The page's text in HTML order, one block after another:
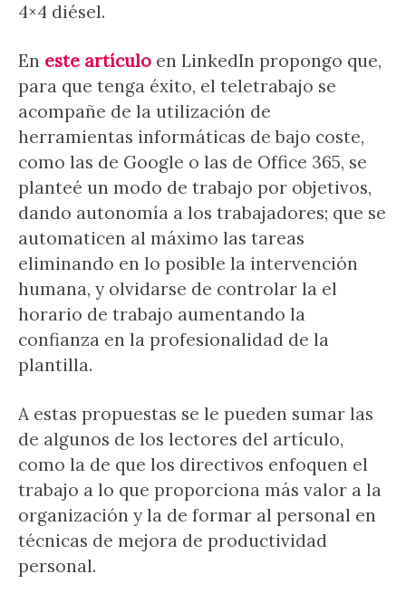
4×4 diésel.
En este artículo en LinkedIn propongo que,
para que tenga éxito, el teletrabajo se
acompañe de la utilización de
herramientas informáticas de bajo coste,
como las de Google o las de Office 365, se
planteé un modo de trabajo por objetivos,
dando autonomía a los trabajadores; que se
automaticen al máximo las tareas
eliminando en lo posible la intervención
humana, y olvidarse de controlar la el
horario de trabajo aumentando la
confianza en la profesionalidad de la
plantilla.
A estas propuestas se le pueden sumar las
de algunos de los lectores del artículo,
como la de que los directivos enfoquen el
trabajo a lo que proporciona más valor a la
organización y la de formar al personal en
técnicas de mejora de productividad
personal.